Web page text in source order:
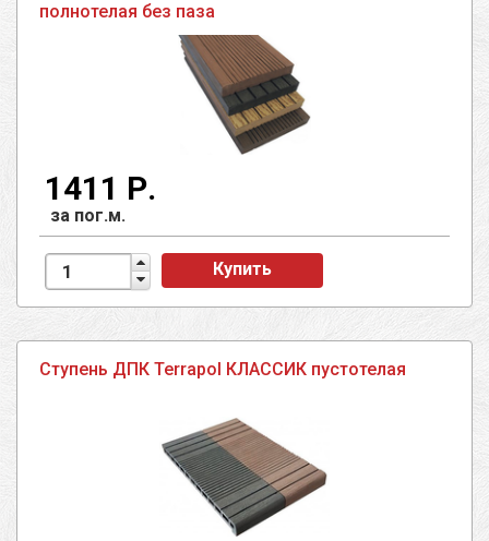
полнотелая без паза
1411 Р.
за пог.м.
Купить
Ступень ДПК Terrapol КЛАССИК пустотелая